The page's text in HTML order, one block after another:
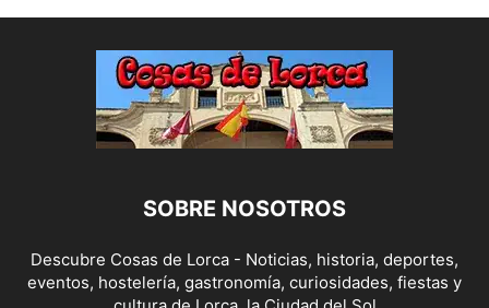
SOBRE NOSOTROS
Descubre Cosas de Lorca - Noticias, historia, deportes,
eventos, hostelería, gastronomía, curiosidades, fiestas y